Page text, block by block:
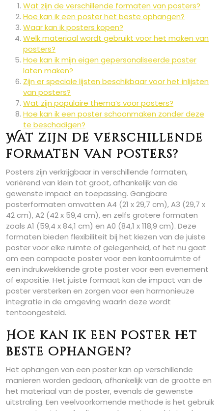
Wat zijn de verschillende formaten van posters?
Hoe kan ik een poster het beste ophangen?
Waar kan ik posters kopen?
Welk materiaal wordt gebruikt voor het maken van
posters?
Hoe kan ik mijn eigen gepersonaliseerde poster
laten maken?
Zijn er speciale lijsten beschikbaar voor het inlijsten
van posters?
Wat zijn populaire thema’s voor posters?
Hoe kan ik een poster schoonmaken zonder deze
te beschadigen?
Wat zijn de verschillende
formaten van posters?
Posters zijn verkrijgbaar in verschillende formaten,
variërend van klein tot groot, afhankelijk van de
gewenste impact en toepassing. Gangbare
posterformaten omvatten A4 (21 x 29,7 cm), A3 (29,7 x
42 cm), A2 (42 x 59,4 cm), en zelfs grotere formaten
zoals A1 (59,4 x 84,1 cm) en A0 (84,1 x 118,9 cm). Deze
formaten bieden flexibiliteit bij het kiezen van de juiste
poster voor elke ruimte of gelegenheid, of het nu gaat
om een compacte poster voor een kantoorruimte of
een indrukwekkende grote poster voor een evenement
of expositie. Het juiste formaat kan de impact van de
poster versterken en zorgen voor een harmonieuze
integratie in de omgeving waarin deze wordt
tentoongesteld.
Hoe kan ik een poster het
beste ophangen?
Het ophangen van een poster kan op verschillende
manieren worden gedaan, afhankelijk van de grootte en
het materiaal van de poster, evenals de gewenste
uitstraling. Een veelvoorkomende methode is het gebruik